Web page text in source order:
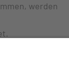
werden
reinigen